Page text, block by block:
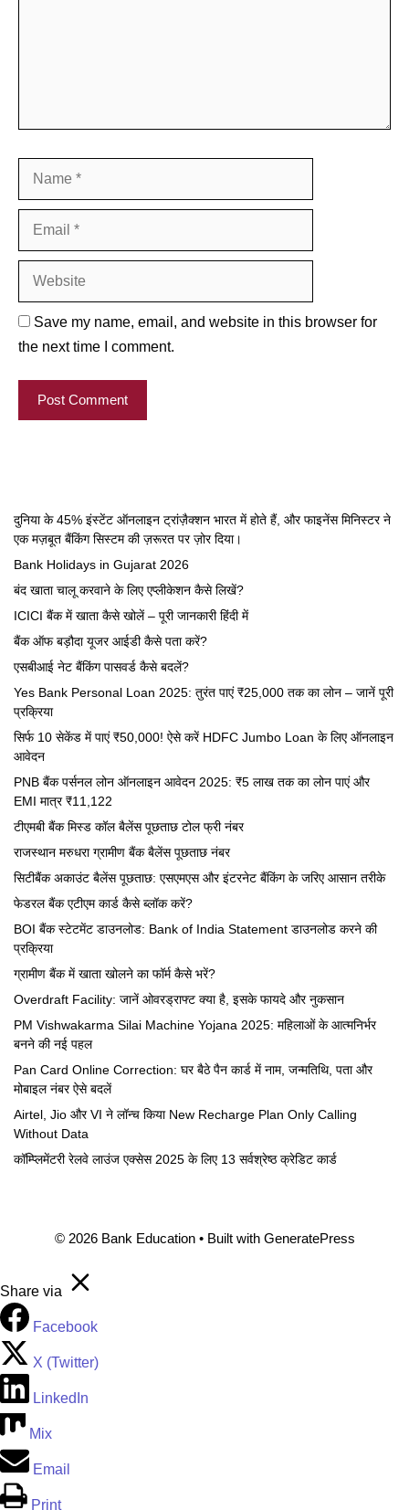
Save my name, email, and website in this browser for
the next time I comment.
दुनिया के 45% इंस्टेंट ऑनलाइन ट्रांज़ैक्शन भारत में होते हैं, और फाइनेंस मिनिस्टर ने
एक मज़बूत बैंकिंग सिस्टम की ज़रूरत पर ज़ोर दिया।
Bank Holidays in Gujarat 2026
बंद खाता चालू करवाने के लिए एप्लीकेशन कैसे लिखें?
ICICI बैंक में खाता कैसे खोलें – पूरी जानकारी हिंदी में
बैंक ऑफ बड़ौदा यूजर आईडी कैसे पता करें?
एसबीआई नेट बैंकिंग पासवर्ड कैसे बदलें?
Yes Bank Personal Loan 2025: तुरंत पाएं ₹25,000 तक का लोन – जानें पूरी
प्रक्रिया
सिर्फ 10 सेकेंड में पाएं ₹50,000! ऐसे करें HDFC Jumbo Loan के लिए ऑनलाइन
आवेदन
PNB बैंक पर्सनल लोन ऑनलाइन आवेदन 2025: ₹5 लाख तक का लोन पाएं और
EMI मात्र ₹11,122
टीएमबी बैंक मिस्ड कॉल बैलेंस पूछताछ टोल फ्री नंबर
राजस्थान मरुधरा ग्रामीण बैंक बैलेंस पूछताछ नंबर
सिटीबैंक अकाउंट बैलेंस पूछताछ: एसएमएस और इंटरनेट बैंकिंग के जरिए आसान तरीके
फेडरल बैंक एटीएम कार्ड कैसे ब्लॉक करें?
BOI बैंक स्टेटमेंट डाउनलोड: Bank of India Statement डाउनलोड करने की
प्रक्रिया
ग्रामीण बैंक में खाता खोलने का फॉर्म कैसे भरें?
Overdraft Facility: जानें ओवरड्राफ्ट क्या है, इसके फायदे और नुकसान
PM Vishwakarma Silai Machine Yojana 2025: महिलाओं के आत्मनिर्भर
बनने की नई पहल
Pan Card Online Correction: घर बैठे पैन कार्ड में नाम, जन्मतिथि, पता और
मोबाइल नंबर ऐसे बदलें
Airtel, Jio और VI ने लॉन्च किया New Recharge Plan Only Calling
Without Data
कॉम्प्लिमेंटरी रेलवे लाउंज एक्सेस 2025 के लिए 13 सर्वश्रेष्ठ क्रेडिट कार्ड
© 2026 Bank Education• Built with GeneratePress
Share via
Facebook
X (Twitter)
LinkedIn
Mix
Email
Print